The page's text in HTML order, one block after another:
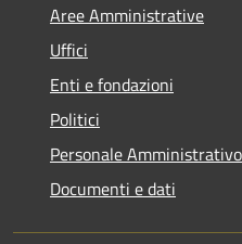
Aree Amministrative
Uffici
Enti e fondazioni
Politici
Personale Amministrativo
Documenti e dati